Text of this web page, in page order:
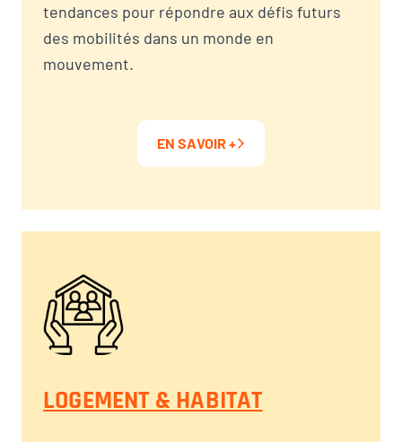
tendances pour répondre aux défis futurs
des mobilités dans un monde en
mouvement.
EN SAVOIR +
LOGEMENT & HABITAT